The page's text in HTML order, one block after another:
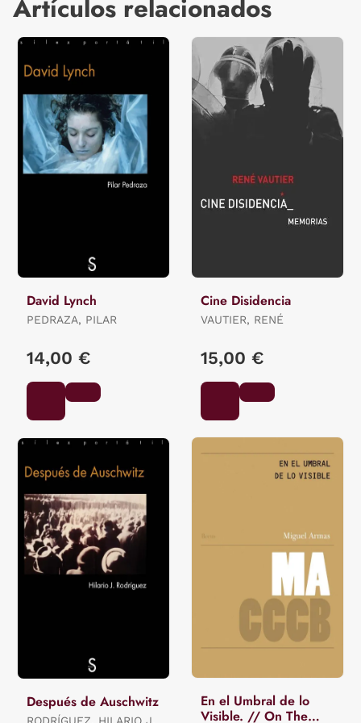
Artículos relacionados
David Lynch
PEDRAZA, PILAR
14,00 €
Cine Disidencia
VAUTIER, RENÉ
15,00 €
Después de Auschwitz
En el Umbral de lo
Visible. // On The